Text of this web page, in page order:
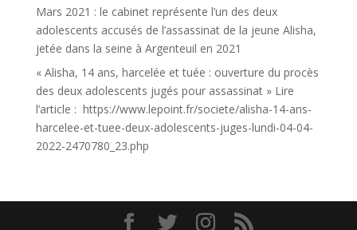
Mars 2021 : le cabinet représente l’un des deux
adolescents accusés de l’assassinat de la jeune Alisha,
jetée dans la seine à Argenteuil en 2021
« Alisha, 14 ans, harcelée et tuée : ouverture du procès
des deux adolescents jugés pour assassinat » Lire
l’article : https://www.lepoint.fr/societe/alisha-14-ans-
harcelee-et-tuee-deux-adolescents-juges-lundi-04-04-
2022-2470780_23.php